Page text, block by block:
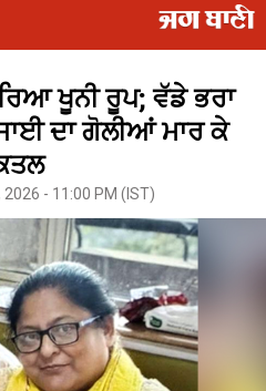
ਖੂਨੀ ਰੂਪ; ਵੱਡੇ ਭਰਾ
ਦਾ ਗੋਲੀਆਂ ਮਾਰ ਕੇ
- 11:00 PM (IST)